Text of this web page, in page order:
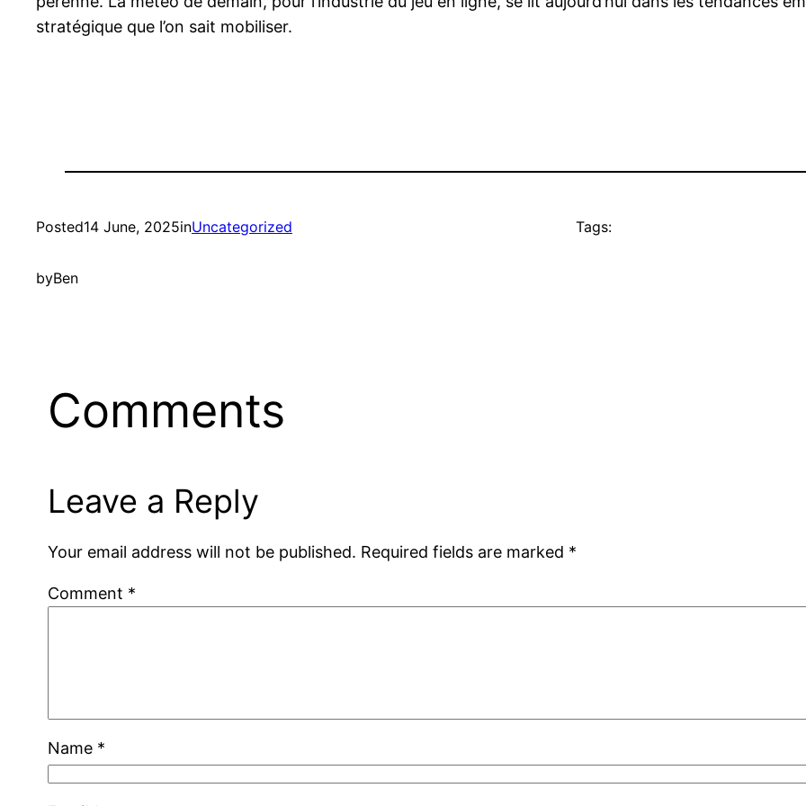
stratégique que l’on sait mobiliser.
Posted14 June, 2025inUncategorized
byBen
Tags:
Comments
Leave a Reply
Your email address will not be published. Required fields are marked *
Comment *
Name *